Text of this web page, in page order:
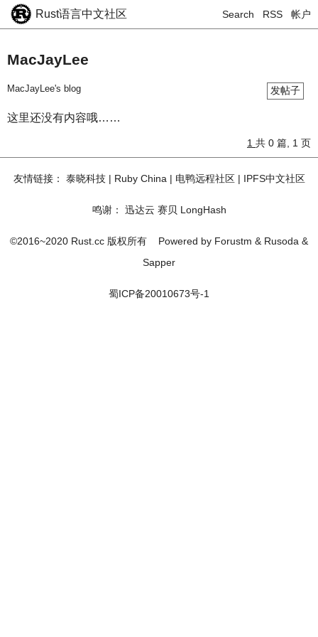
Rust语言中文社区 Search RSS 帐户
MacJayLee
发帖子
MacJayLee's blog
这里还没有内容哦……
1 共 0 篇, 1 页
友情链接： 泰晓科技| Ruby China | 电鸭远程社区| IPFS中文社区
鸣谢： 迅达云 赛贝 LongHash
©2016~2020 Rust.cc 版权所有 Powered by Forustm & Rusoda &
Sapper
蜀ICP备20010673号-1